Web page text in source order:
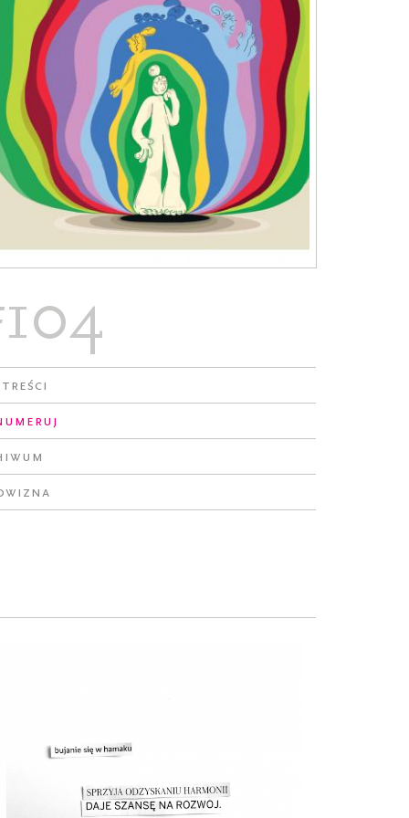
treści